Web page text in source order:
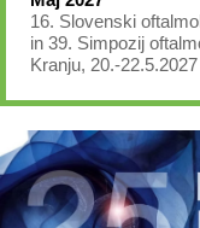
16. Slovenski
in 39. Simpozij
Kranju, 20.-22.5.2027